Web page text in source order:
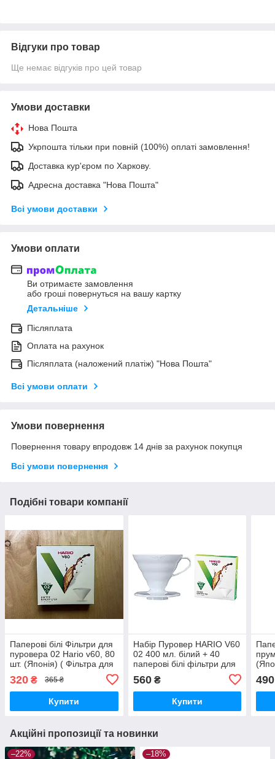
Відгуки про товар
Ще немає відгуків про цей товар
Умови доставки
Нова Пошта
Укрпошта тільки при повній (100%) оплаті замовлення!
Доставка кур'єром по Харкову.
Адресна доставка "Нова Пошта"
Всі умови доставки
Умови оплати
Ви отримаєте замовлення
або гроші повернуться на вашу картку
Детальніше
Післяплата
Оплата на рахунок
Післяплата (наложений платіж) "Нова Пошта"
Всі умови оплати
Умови повернення
Повернення товару впродовж 14 днів за рахунок покупця
Всі умови повернення
Подібні товари компанії
Паперові білі Фільтри для
пуровера 02 Hario v60, 80
шт. (Японія) ( Фільтра для
320 ₴ 365 ₴
Купити
Набір Пуровер HARIO V60
02 400 мл. білий + 40
паперові білі фільтри для
560₴
Купити
v60
490
Акційні пропозиції та новинки
–22% –18%